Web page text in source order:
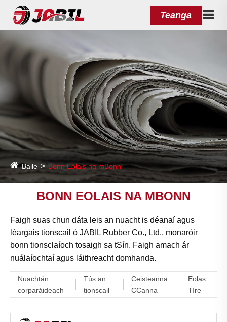
Teanga
Baile Bonn Eolais na mBonn
BONN EOLAIS NA MBONN
Faigh suas chun dáta leis an nuacht is déanaí agus
léargais tionscail ó JABIL Rubber Co., Ltd., monaróir
bonn tionsclaíoch tosaigh sa tSín. Faigh amach ár
nuálaíochtaí agus láithreacht domhanda.
Nuachtán
corparáideach
Tús an
tionscail
Ceisteanna
CCanna
Eolas
Tíre